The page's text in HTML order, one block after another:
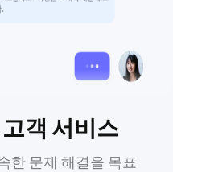
객 서비스
한 문제 해결을 목표